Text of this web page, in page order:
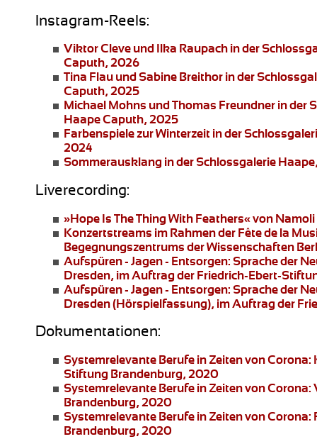
Instagram-Reels:
Viktor Cleve und Ilka Raupach in der
Caputh, 2026
Tina Flau und Sabine Breithor in der
Caputh, 2025
Michael Mohns und Thomas Freundner in der
Haape Caputh, 2025
Farbenspiele zur Winterzeit in der
2024
Sommerausklang in der Schlossgalerie
Liverecording:
»Hope Is The Thing With Feathers«von
Konzertstreams im Rahmen der Fête de la
Begegnungszentrums der Wissenschaften
Aufspüren - Jagen - Entsorgen: Sprache der
Dresden, im Auftrag der Friedrich-Ebert-
Aufspüren - Jagen - Entsorgen: Sprache der
Dresden(Hörspielfassung), im Auftrag der
Dokumentationen:
Systemrelevante Berufe in Zeiten von
Stiftung Brandenburg, 2020
Systemrelevante Berufe in Zeiten von
Brandenburg, 2020
Systemrelevante Berufe in Zeiten von Corona:
Brandenburg, 2020